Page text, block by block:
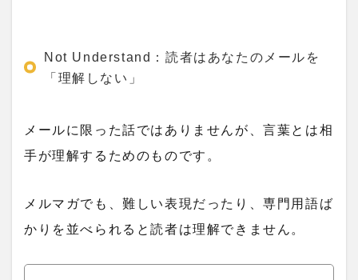
Not Understand：読者はあなたのメールを
「理解しない」
メールに限った話ではありませんが、言葉とは相
手が理解するためのものです。
メルマガでも、難しい表現だったり、専門用語ば
かりを並べられると読者は理解できません。